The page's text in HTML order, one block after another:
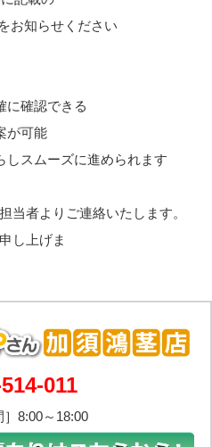
お知らせください
に確認できる
が可能
しスムーズに進められます
当者よりご連絡いたします。
し上げま
011
］8:00～18:00